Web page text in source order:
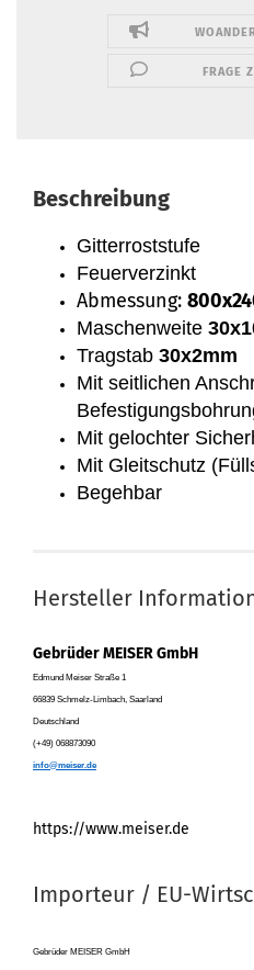
FRAGE
Beschreibung
Gitterroststufe
Feuerverzinkt
Abmessung:
Maschenweite
Tragstab 30x2mm
Mit seitlichen
Mit gelochter
Mit Gleitschutz
Begehbar
Hersteller
Gebrüder MEISER GmbH
Edmund Meiser Straße 1
66839 Schmelz-Limbach, Saarland
Deutschland
(+49) 068873090
info@meiser.de
https://www.meiser.de
Importeur / EU-
Gebrüder MEISER GmbH